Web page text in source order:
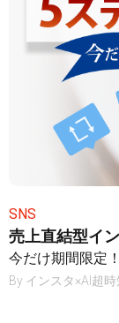
SNS
売上直結型イ
今だけ期間限定！
By インスタ×AI超